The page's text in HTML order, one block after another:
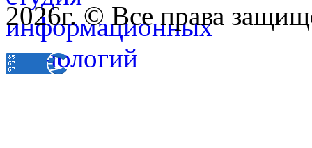
2026г. © Все права